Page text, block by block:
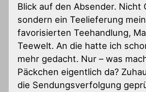
Blick auf den Absender. Nicht
sondern ein Teelieferung
favorisierten Teehandlung,
Teewelt. An die hatte ich
mehr gedacht. Nur – was
Päckchen eigentlich da?
die Sendungsverfolgung